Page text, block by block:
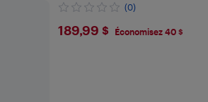
(0)
$189.99
189,99 $ Économisez 40 $